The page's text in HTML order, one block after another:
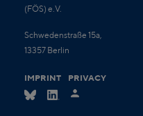
(FÖS) e.V.
Schwedenstraße 15a,
13357 Berlin
IMPRINT PRIVACY